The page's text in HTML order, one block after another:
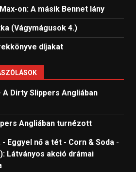
on: A másik Bennet lány
(Vágymágusok 4.)
díjakat
A Dirty Slippers Angliában
Angliában turnézott
Eggyel nő a tét - Corn & Soda -
Látványos akció drámai